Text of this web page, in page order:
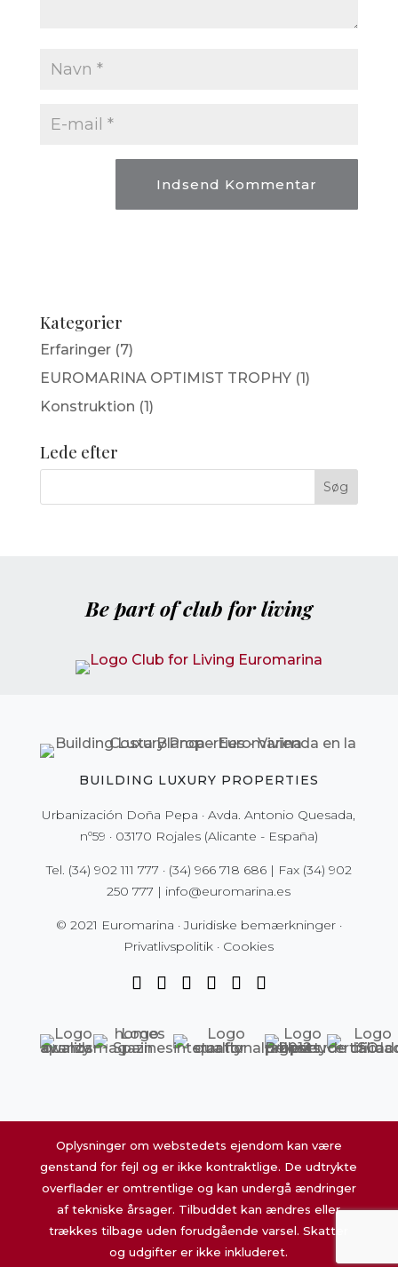
Kategorier
Erfaringer(7)
EUROMARINA OPTIMIST TROPHY(1)
Konstruktion (1)
Lede efter
Be part of club for living
BUILDING LUXURY PROPERTIES
Urbanización Doña Pepa · Avda. Antonio Quesada,
nº59 · 03170 Rojales (Alicante - España)
Tel. (34) 902 111 777 · (34) 966 718 686| Fax (34) 902
250 777 | info@euromarina.es
© 2021 Euromarina ·Juridiske bemærkninger·
Privatlivspolitik · Cookies
Oplysninger om webstedets ejendom kan være
genstand for fejl og er ikke kontraktlige. De udtrykte
overflader er omtrentlige og kan undergå ændringer
af tekniske årsager. Tilbuddet kan ændres eller
trækkes tilbage uden forudgående varsel. Skatter
og udgifter er ikke inkluderet.